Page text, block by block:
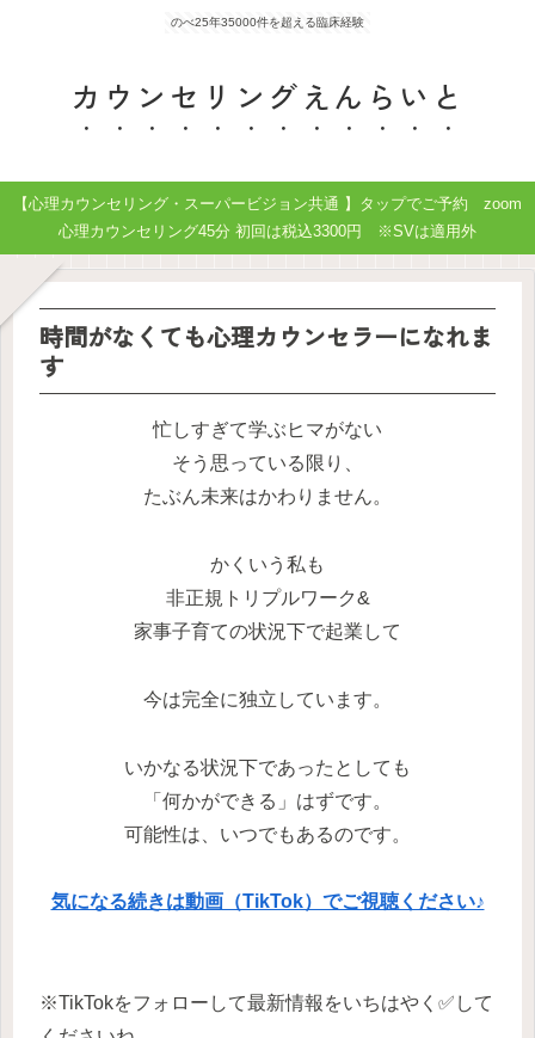
のべ25年35000件を超える臨床経験
カウンセリングえんらいと
【心理カウンセリング・スーパービジョン共通 】タップでご予約 zoom
心理カウンセリング45分 初回は税込3300円 ※SVは適用外
時間がなくても心理カウンセラーになれま
す
忙しすぎて学ぶヒマがない
そう思っている限り、
たぶん未来はかわりません。
かくいう私も
非正規トリプルワーク&
家事子育ての状況下で起業して
今は完全に独立しています。
いかなる状況下であったとしても
「何かができる」はずです。
可能性は、いつでもあるのです。
気になる続きは動画（TikTok）でご視聴ください♪
※TikTokをフォローして最新情報をいちはやく✅して